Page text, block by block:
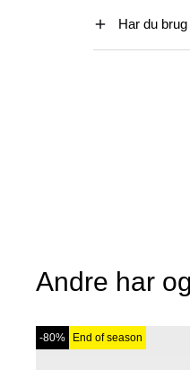
Har du
Andre har
-80% End of season